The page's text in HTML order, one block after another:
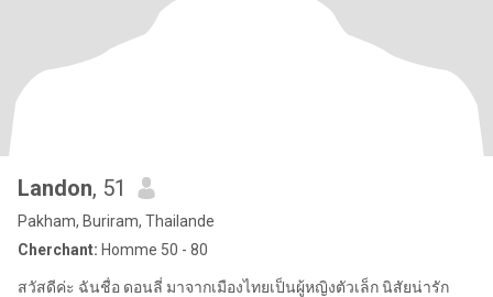
Landon, 51
Pakham, Buriram, Thailande
Cherchant: Homme 50 - 80
สวัสดีค่ะ ฉันชื่อ ดอนลี่ มาจากเมืองไทยเป็นผู้หญิงตัวเล็ก นิสัยน่ารัก